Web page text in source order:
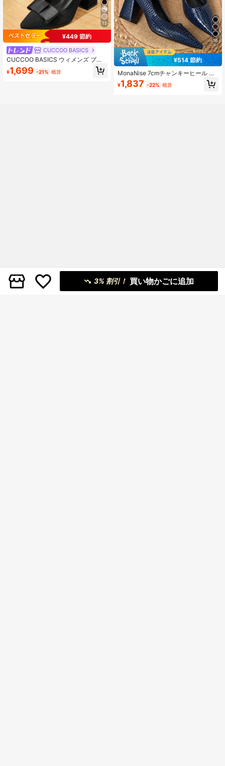
13
¥449 節約
CUCCOO BASICS
CUCCOO BASICS ウィメンズ ブラ
ックファブリック リボン尖頭ブロッ
クヒールパンプス
¥1,699 -21% 概算
16
¥514 節約
MonaNise 7cmチャンキーヒール レ
ディース ポインテッドトゥ ファッシ
ョンシューズ、パーティー、カジュ
¥1,837 -22% 概算
3% 割引！ 買い物かごに追加